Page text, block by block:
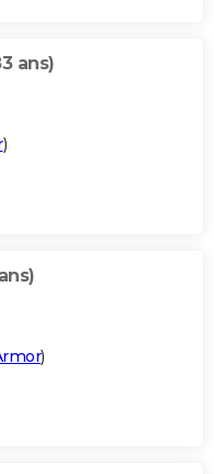
ans)
)
)